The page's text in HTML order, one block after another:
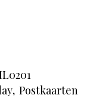
, Postkaarten